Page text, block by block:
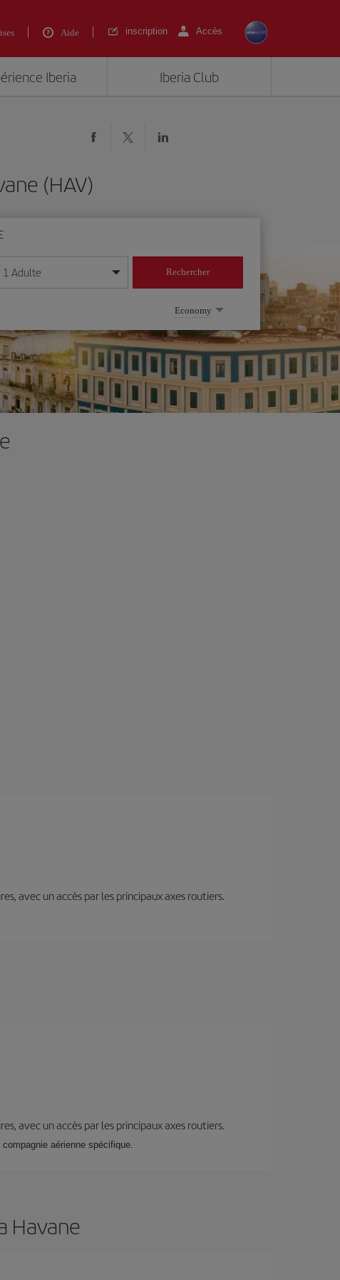
Aide inscription Accès
Iberia Iberia Club
(HAV)
mois/année
1 Adulte Rechercher
Economy
avec un accès par les principaux axes routiers.
avec un accès par les principaux axes routiers.
aérienne spécifique.
Havane